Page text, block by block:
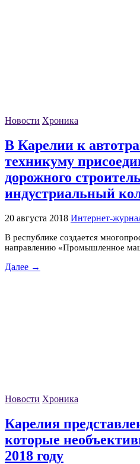
Новости Хроника
В Карелии к
техникуму
дорожного
индустриальный
20 августа 2018 Интернет-
В республике создается
направлению «Промышленное
Далее →
Новости Хроника
Карелия
которые
2018 году